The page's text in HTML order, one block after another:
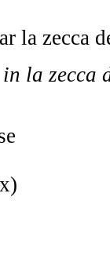
la zecca
la zecca